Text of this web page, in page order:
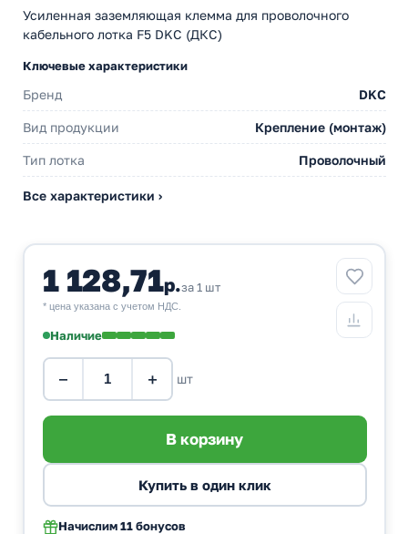
Усиленная заземляющая клемма для проволочного
кабельного лотка F5 DKC (ДКС)
Ключевые характеристики
Бренд DKC
Вид продукции Крепление (монтаж)
Тип лотка Проволочный
Все характеристики ›
1 128,71р.за 1 шт
* цена указана с учетом НДС.
Наличие
− + шт
Начислим 11 бонусов